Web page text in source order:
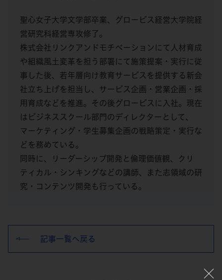
聖心女子大学文学部卒業、グロービス経営大学院経
営研究科経営専攻修了。
株式会社リンクアンドモチベーションにて人材育成
や組織風土変革を担う部署にて施策提案・実行に従
事した後、若年層向け教育サービスを提供する新会
社立ち上げを担当し、サービス企画・営業企画・採
用育成などを推進。その後グロービスに入社。現在
はビジネススクール部門のディレクターとして、
マーケティング・学生募集企画の戦略策定・実行な
どを務めている。
同時に、リーダーシップ開発と倫理価値観、クリ
ティカル・シンキングなどの講師、また志領域の研
究・コンテンツ開発も行っている。
記事一覧へ戻る